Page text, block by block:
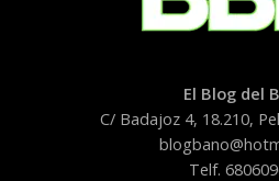
El Blog del
C/ Badajoz 4, 18.210,
Telf.